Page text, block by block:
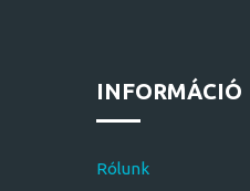
INFORMÁCIÓ
Rólunk